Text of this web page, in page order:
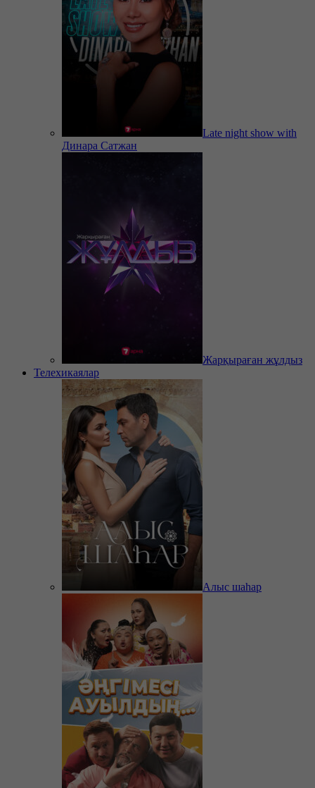
Late night show with
Динара Сатжан
Жарқыраған жұлдыз
Телехикаялар
Алыс шаһар